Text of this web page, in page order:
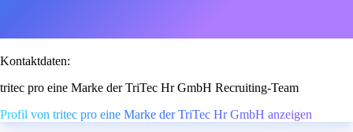
Kontaktdaten:
tritec pro eine Marke der TriTec Hr GmbH Recruiting-Team
Profil von tritec pro eine Marke der TriTec Hr GmbH anzeigen